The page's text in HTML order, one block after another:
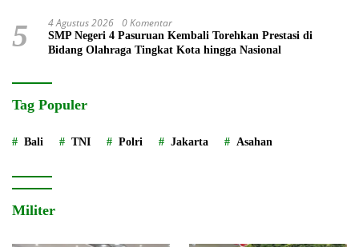
5 4 Agustus 2026 0 Komentar
SMP Negeri 4 Pasuruan Kembali Torehkan Prestasi di
Bidang Olahraga Tingkat Kota hingga Nasional
Tag Populer
Bali TNI Polri Jakarta Asahan
Militer